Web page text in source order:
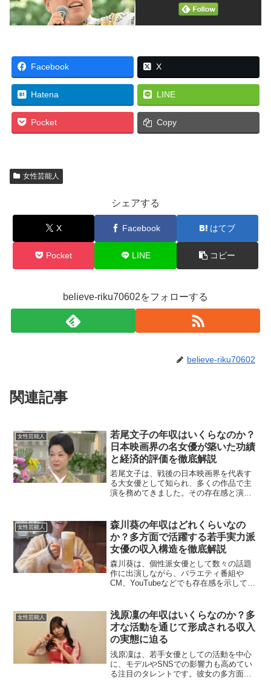
Facebook X
Hatena LINE
Pocket Copy
女性芸能人
シェアする
X Facebook はてブ
Pocket LINE コピー
believe-riku70602をフォローする
believe-riku70602
関連記事
女性芸能人
若尾文子の年収はいくらなのか？
日本映画界の名女優が築いた功績
と経済的評価を徹底解説
若尾文子は、戦後の日本映画界を代表す
る大女優として知られ、多くの作品で主
演を務めてきました。その存在感と演技
けています。この記事では、若尾文子の
年収について、これまでの...
女性芸能人
森川葵の年収はどれくらいなの
か？多方面で活躍する若手実力派
女優の収入構造を徹底解説
森川葵は、個性派女優として数々の話題
作に出演しながら、バラエティ番組や
CM、YouTubeなどでも存在感を示してい
ドラマ・映画出演による収入森川葵はテ
レビドラマや映画へ...
女性芸能人
浅原凜の年収はいくらなのか？多
才な活動を通じて形成される収入
の実態に迫る
浅原凜は、若手女優としての活動を中心
に、モデルやSNSでの影響力も高めてい
る注目のタレントです。彼女の多方面に